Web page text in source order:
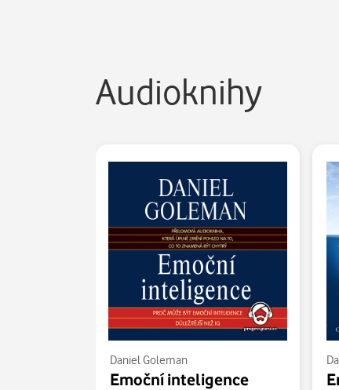
Audioknihy
Daniel Goleman
Emoční inteligence